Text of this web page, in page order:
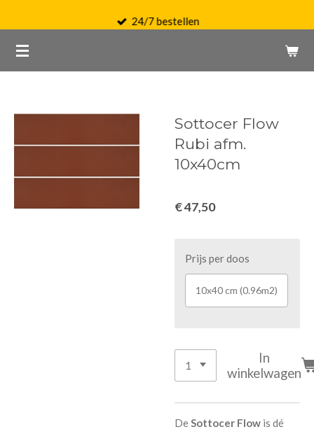
naar
de
24/7 bestellen
Sottocer Flow
Rubi afm.
10x40cm
€ 47,50
Prijs per doos
10x40 cm (0.96m2)
In
winkelwagen
DeSottocer Flow is dé